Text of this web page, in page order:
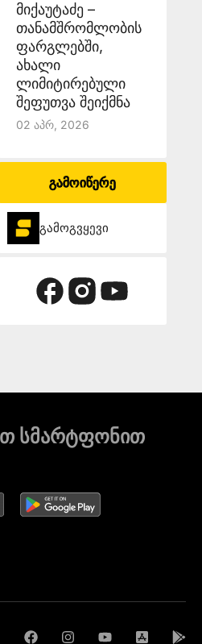
მიქაუტაძე –
თანამშრომლობის
ფარგლებში,
ახალი
ლიმიტირებული
შეფუთვა შეიქმნა
02 Აპრ, 2026
გამოიწერე
გამოგვყევი
სმარტფონით